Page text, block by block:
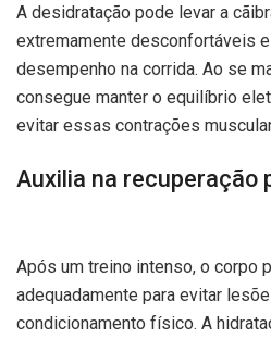
A desidratação pode levar a
extremamente desconfortáveis
desempenho na corrida. Ao se
consegue manter o equilíbrio
evitar essas contrações
Auxilia na recuperação
Após um treino intenso, o corpo
adequadamente para evitar
condicionamento físico. A